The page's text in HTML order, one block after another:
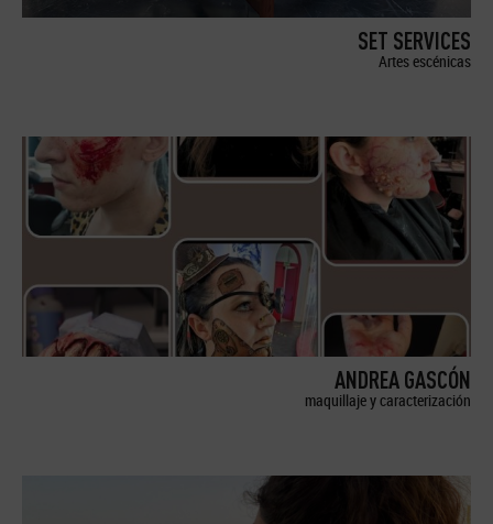
SET SERVICES
Artes escénicas
ANDREA GASCÓN
maquillaje y caracterización